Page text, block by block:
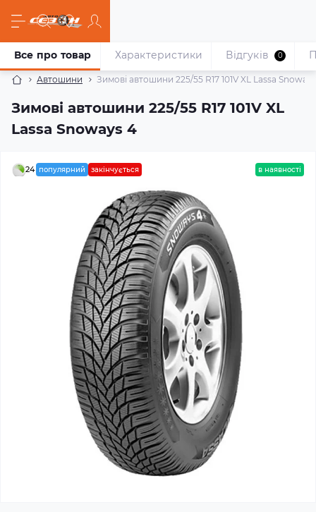
Автошини Зимові автошини 225/55 R17 101V XL Lassa
Зимові автошини 225/55 R17 101V XL
Lassa Snoways 4
Все про товар Характеристики Відгуків 0
24 популярний закінчується в наявності